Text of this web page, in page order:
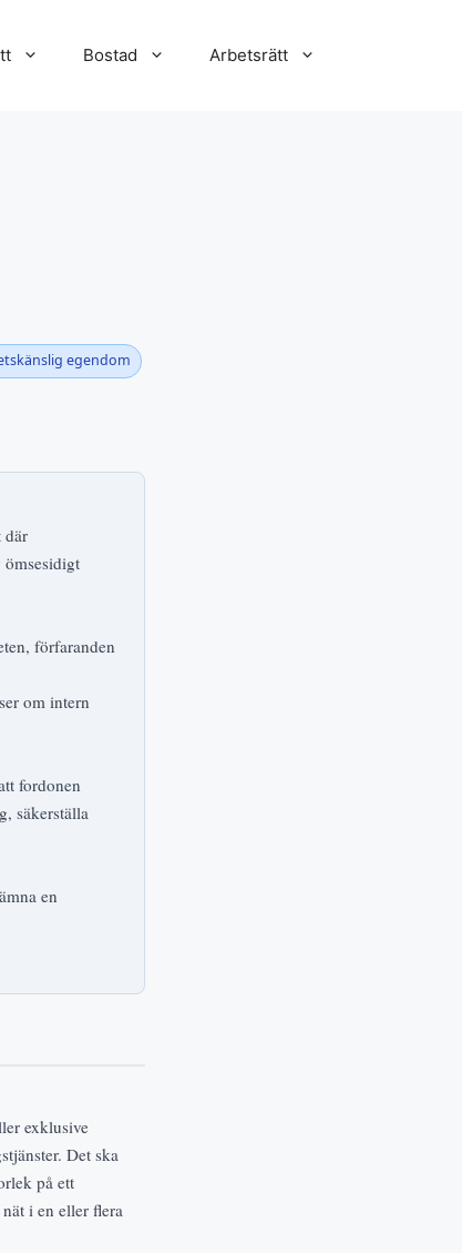
Bostad Arbetsrätt
egendom
där
förfaranden
om intern
fordonen
säkerställa
en
exklusive
Det ska
på ett
i en eller flera